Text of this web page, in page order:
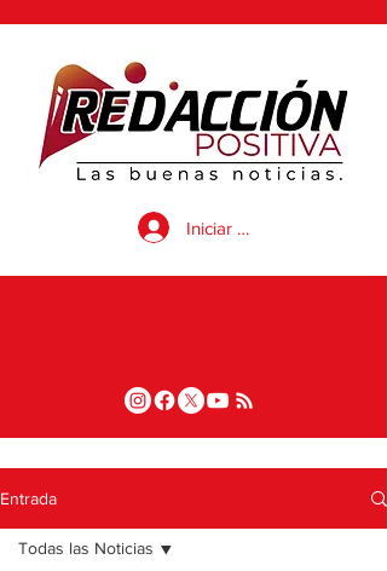
Iniciar sesión
Entrada
Todas las Noticias